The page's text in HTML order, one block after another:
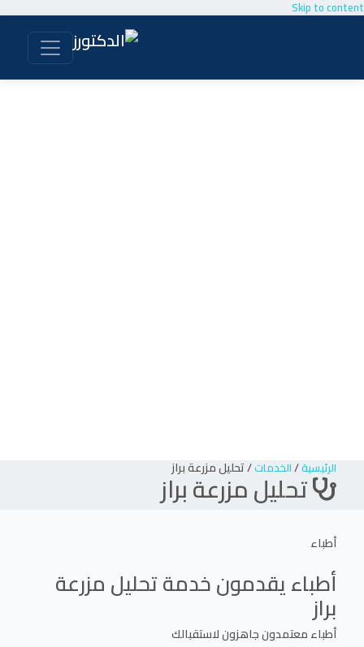
Skip to content
الرئيسية/الخدمات/تحليل مزرعة براز
تحليل مزرعة براز
أطباء
أطباء يقدمون خدمةتحليل مزرعة
براز
أطباء معتمدون جاهزون لاستقبالك